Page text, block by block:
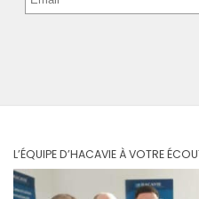
L’ÉQUIPE D’HACAVIE À VOTRE